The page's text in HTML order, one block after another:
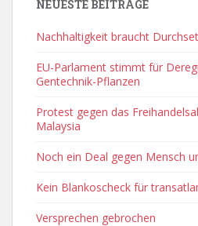
NEUESTE BEITRÄGE
Nachhaltigkeit braucht
EU-Parlament stimmt für
Gentechnik-Pflanzen
Protest gegen das
Malaysia
Noch ein Deal gegen Mensch
Kein Blankoscheck für
Versprechen gebrochen